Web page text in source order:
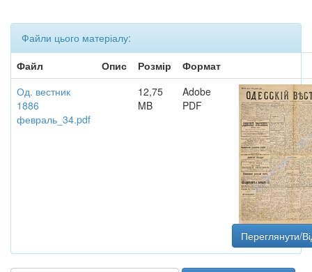
Файли цього матеріалу:
Файл
Опис Розмір
Формат
Од. вестник
1886
февраль_34.pdf
12,75
MB
Adobe
PDF
Переглянути/